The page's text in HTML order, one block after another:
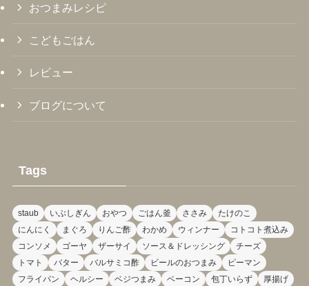
おつまみレシピ
こどもごはん
レビュー
ブログについて
Tags
staub いぶしぎん おやつ ごはん釜 ささみ
たけのこ
にんにく
まぐろ りんご酢 わかめ ウィンナー
コトコト煮込み
コンソメ
ゴーヤ ザーサイ ソース＆ドレッシング
チーズ
トマト
バター バルサミコ酢 ビールのおつまみ
ピーマン
フライパン
ヘルシー ベジつまみ ベーコン 包丁いらず 厚揚げ